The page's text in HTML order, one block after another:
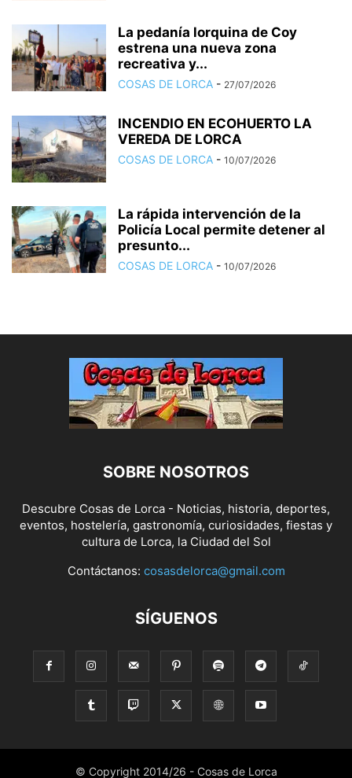
La pedanía lorquina de Coy
estrena una nueva zona
recreativa y...
COSAS DE LORCA - 27/07/2026
INCENDIO EN ECOHUERTO LA
VEREDA DE LORCA
COSAS DE LORCA - 10/07/2026
La rápida intervención de la
Policía Local permite detener al
presunto...
COSAS DE LORCA - 10/07/2026
SOBRE NOSOTROS
Descubre Cosas de Lorca - Noticias, historia, deportes,
eventos, hostelería, gastronomía, curiosidades, fiestas y
cultura de Lorca, la Ciudad del Sol
Contáctanos: cosasdelorca@gmail.com
SÍGUENOS
© Copyright 2014/26 - Cosas de Lorca